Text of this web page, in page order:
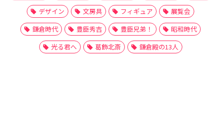
デザイン
文房具 フィギュア
展覧会
鎌倉時代
豊臣秀吉 豊臣兄弟！
昭和時代
光る君へ
葛飾北斎 鎌倉殿の13人